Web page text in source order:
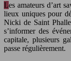
Les amateurs d’art savent que les galeries d’art parisiennes sont des
lieux uniques pour
Nicki de Saint
s’informer des
capitale, plusieurs
passe régulièrement.